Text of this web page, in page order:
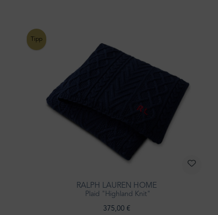
Tipp
RALPH LAUREN HOME
Plaid "Highland Knit"
375,00 €